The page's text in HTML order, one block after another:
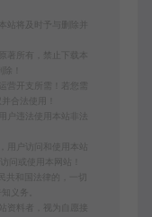
站将及时予与删除并
著所有，禁止下载本
！
营开支所需！若您需
合法使用！
户违法使用本站非法
用户访问和使用本站
问或使用本网站！
共和国法律的，一切
义务。
资料者，视为自愿接